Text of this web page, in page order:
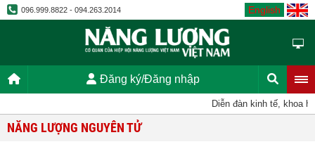
096.999.8822 - 094.263.2014 English
Đăng ký/Đăng nhập
Diễn đàn kinh tế, khoa
NĂNG LƯỢNG NGUYÊN TỬ